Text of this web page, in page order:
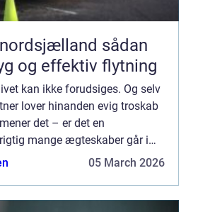
sådan
og effektiv flytning
kan ikke forudsiges. Og selv
lover hinanden evig troskab
det – er det en
mange ægteskaber går i
år...
05 March 2026